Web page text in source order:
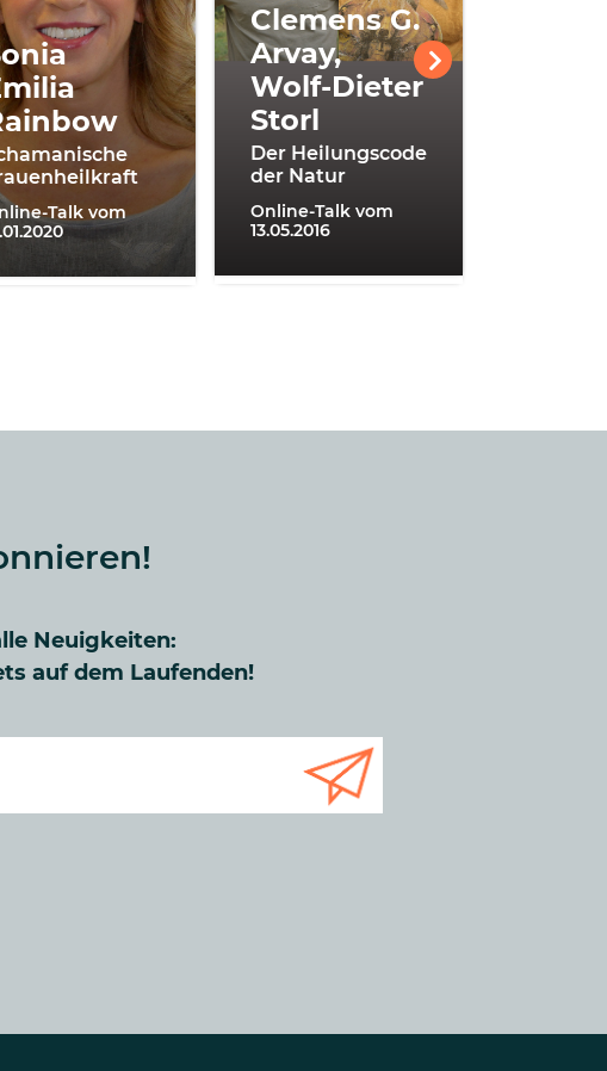
Talk vom
Clemens G.
Arvay,
Wolf-Dieter
Storl
Der Heilungscode
der Natur
Online-Talk vom
13.05.2016
Neuigkeiten:
auf dem Laufenden!